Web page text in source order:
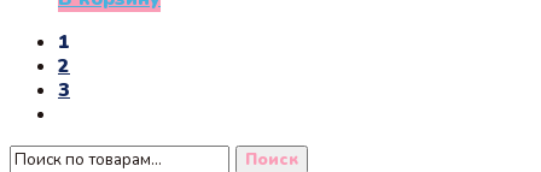
1
2
3
Искать: Поиск